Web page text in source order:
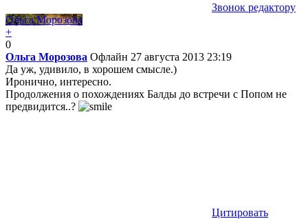
Звонок редактору
Ольга Морозова
+
0
Ольга Морозова Офлайн 27 августа 2013 23:19
Да уж, удивило, в хорошем смысле.)
Иронично, интересно.
Продолжения о похождениях Балды до встречи с Попом не
предвидится..?
Цитировать